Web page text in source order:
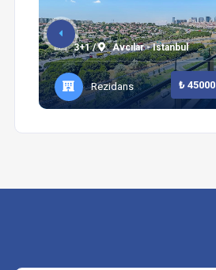
3+1 / Avcılar - Istanbul
Rezidans ₺ 45000